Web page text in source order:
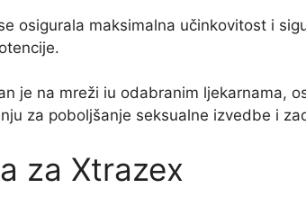
osigurala maksimalna učinkovitost i
je na mreži iu odabranim ljekarnama,
za poboljšanje seksualne izvedbe i
za Xtrazex